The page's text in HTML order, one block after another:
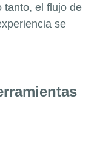
tanto, el flujo de
se